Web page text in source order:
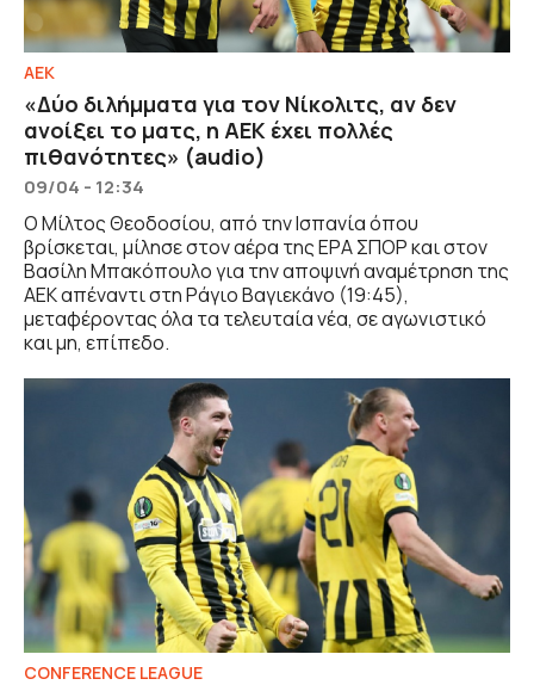
ΑΕΚ
«Δύο διλήμματα για τον Νίκολιτς, αν δεν
ανοίξει το ματς, η ΑΕΚ έχει πολλές
πιθανότητες» (audio)
09/04 - 12:34
Ο Μίλτος Θεοδοσίου, από την Ισπανία όπου
βρίσκεται, μίλησε στον αέρα της ΕΡΑ ΣΠΟΡ και στον
Βασίλη Μπακόπουλο για την αποψινή αναμέτρηση της
ΑΕΚ απέναντι στη Ράγιο Βαγιεκάνο (19:45),
μεταφέροντας όλα τα τελευταία νέα, σε αγωνιστικό
και μη, επίπεδο.
CONFERENCE LEAGUE